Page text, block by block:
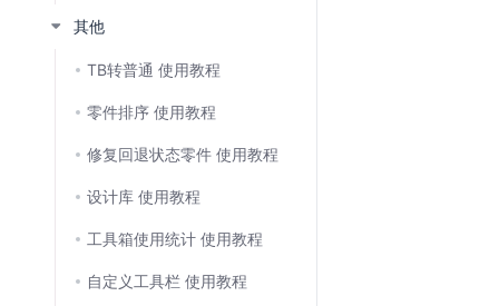
其他
TB转普通 使用教程
零件排序 使用教程
修复回退状态零件 使用教程
设计库 使用教程
工具箱使用统计 使用教程
自定义工具栏 使用教程